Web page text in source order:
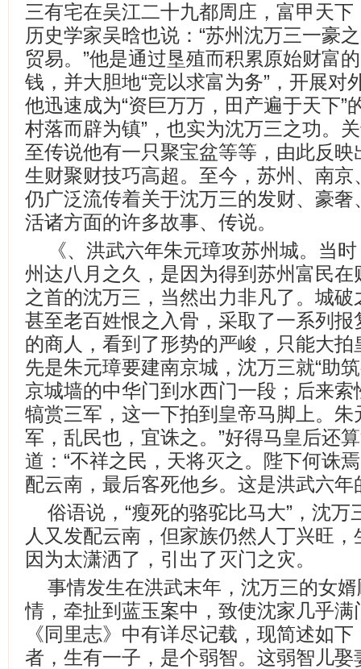
三有宅在吴江二十九都周庄，富甲天下
历史学家吴晗也说：“苏州沈万三一豪
贸易。”他是通过垦殖而积累原始财富
钱，并大胆地“竞以求富为务”，开展对
他迅速成为“资巨万万，田产遍于天下”
村落而辟为镇”，也实为沈万三之功。
至传说他有一只聚宝盆等等，由此反
生财聚财技巧高超。至今，苏州、南
仍广泛流传着关于沈万三的发财、豪
活诸方面的许多故事、传说。
《、洪武六年朱元璋攻苏州城。当
州达八月之久，是因为得到苏州富民
之首的沈万三，当然出力非凡了。城
甚至老百姓恨之入骨，采取了一系列
的商人，看到了形势的严峻，只能大
先是朱元璋要建南京城，沈万三就“助
京城墙的中华门到水西门一段；后来
犒赏三军，这一下拍到皇帝马脚上。朱
军，乱民也，宜诛之。”好得马皇后还
道：“不祥之民，天将灭之。陛下何诛
配云南，最后客死他乡。这是洪武六年
俗语说，“瘦死的骆驼比马大”，沈
人又发配云南，但家族仍然人丁兴旺
因为太潇洒了，引出了灭门之灾。
事情发生在洪武末年，沈万三的女
情，牵扯到蓝玉案中，致使沈家几乎
《同里志》中有详尽记载，现简述如
者，生有一子，是个弱智。这弱智儿